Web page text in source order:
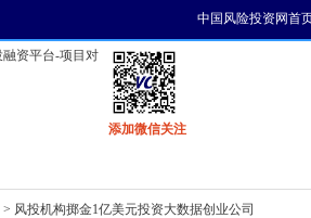
中国风险投资网首
添加微信关注
> 风投机构掷金1亿美元投资大数据创业公司